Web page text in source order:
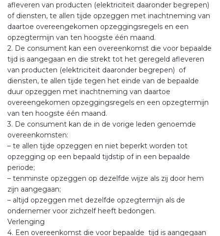
afleveren van producten (elektriciteit daaronder begrepen)
of diensten, te allen tijde opzeggen met inachtneming van
daartoe overeengekomen opzeggingsregels en een
opzegtermijn van ten hoogste één maand.
2. De consument kan een overeenkomst die voor bepaalde
tijd is aangegaan en die strekt tot het geregeld afleveren
van producten (elektriciteit daaronder begrepen) of
diensten, te allen tijde tegen het einde van de bepaalde
duur opzeggen met inachtneming van daartoe
overeengekomen opzeggingsregels en een opzegtermijn
van ten hoogste één maand.
3. De consument kan de in de vorige leden genoemde
overeenkomsten:
– te allen tijde opzeggen en niet beperkt worden tot
opzegging op een bepaald tijdstip of in een bepaalde
periode;
– tenminste opzeggen op dezelfde wijze als zij door hem
zijn aangegaan;
– altijd opzeggen met dezelfde opzegtermijn als de
ondernemer voor zichzelf heeft bedongen.
Verlenging
4. Een overeenkomst die voor bepaalde tijd is aangegaan